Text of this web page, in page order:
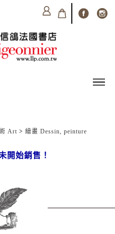
Art > 繪畫 Dessin, peinture
開始銷售！